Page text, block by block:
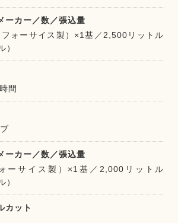
ーカー／数／張込量
ォーサイス製）×1基／2,500リットル
）
間
ーカー／数／張込量
ーサイス製）×1基／2,000リットル
）
カット